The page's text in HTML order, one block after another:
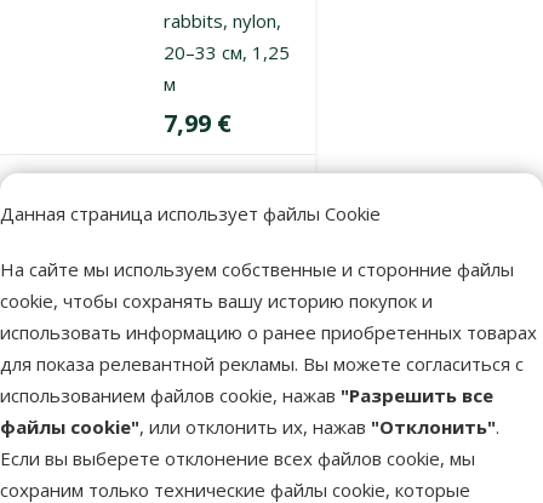
Данная страница использует файлы Cookie
На сайте мы используем собственные и сторонние файлы
cookie, чтобы сохранять вашу историю покупок и
использовать информацию о ранее приобретенных товарах
для показа релевантной рекламы. Вы можете согласиться с
использованием файлов cookie, нажав "Разрешить все
файлы cookie", или отклонить их, нажав "Отклонить".
Если вы выберете отклонение всех файлов cookie, мы
сохраним только технические файлы cookie, которые
rabbits, nylon,
20–33 см, 1,25
м
Цена
7,99 €
В корзину
Шлейка для
грызунов –
Pawise, Jogging
Harness, S
Оценка 0%
Цена
5,99 €